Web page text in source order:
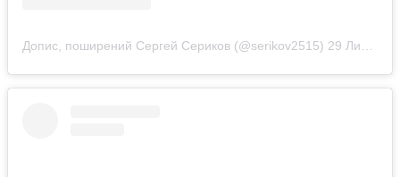
Допис, поширений Сергей Сериков (@serikov2515) 29 Лип 2019 р. о 6:15 PDT